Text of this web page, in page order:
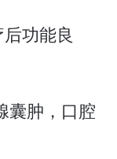
功能良
囊肿，口腔